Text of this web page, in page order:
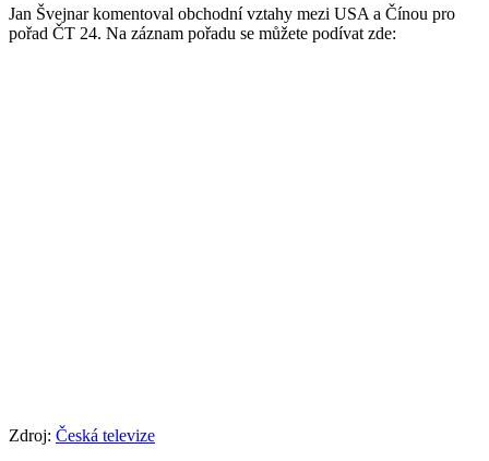
Jan Švejnar komentoval obchodní vztahy mezi USA a Čínou pro
pořad ČT 24. Na záznam pořadu se můžete podívat zde:
Zdroj: Česká televize